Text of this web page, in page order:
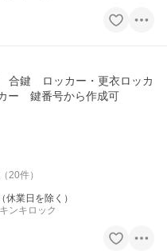
合鍵 ロッカー・更衣ロッカ
ー 鍵番号から作成可
20件）
休業日を除く）
ンキロック